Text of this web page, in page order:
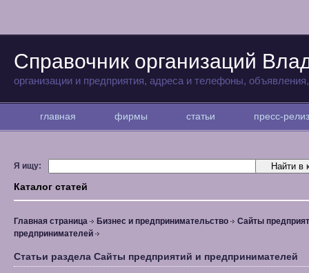
Справочник организаций
организации и предприятия, адреса и телефоны,
главная фирмы статьи пресс-
Я ищу:
Каталог статей
Главная страница Бизнес и предпринимательство
Сайты
предпринимателей
Статьи раздела Сайты предприятий и предпринимателей